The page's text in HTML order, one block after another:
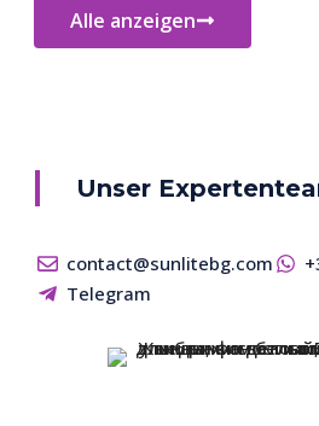
Alle anzeigen
Unser
contact@sunlitebg.com
Telegram